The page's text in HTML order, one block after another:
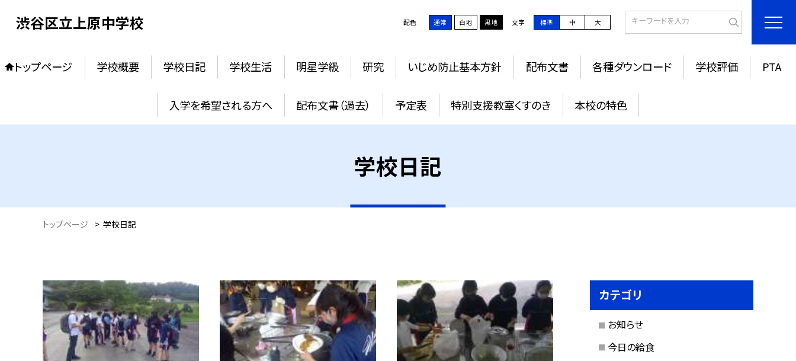
渋谷区立上原中学校 配色 通常 白地 黒地 文字 標準 中 大
トップページ 学校概要 学校日記 学校生活 明星学級 研究 いじめ防止基本方針 配布文書 各種ダウンロード 学校評価 PTA
入学を希望される方へ 配布文書（過去） 予定表 特別支援教室くすのき 本校の特色
学校日記
トップページ > 学校日記
カテゴリ
お知らせ
今日の給食